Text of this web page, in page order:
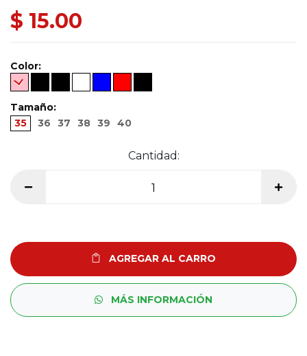
$ 15.00
Color:
Tamaño:
35
36 37 38 39 40
Cantidad:
AGREGAR AL CARRO
MÁS INFORMACIÓN